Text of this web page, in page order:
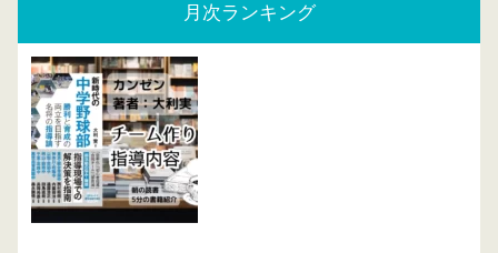
月次ランキング